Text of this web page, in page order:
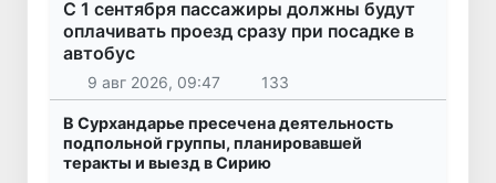
С 1 сентября пассажиры должны будут
оплачивать проезд сразу при посадке в
автобус
9 авг 2026, 09:47 133
В Сурхандарье пресечена деятельность
подпольной группы, планировавшей
теракты и выезд в Сирию